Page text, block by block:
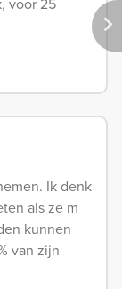
Ik denk
als ze m
kunnen
van zijn